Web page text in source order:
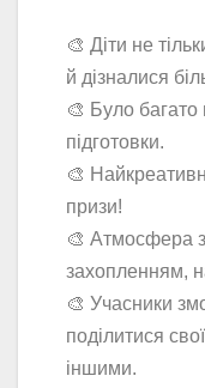
🎨 Діти не
й дізналися
🎨 Було багато
підготовки.
🎨
призи!
🎨 Атмосфера
захопленням,
🎨 Учасники
поділитися
іншими.